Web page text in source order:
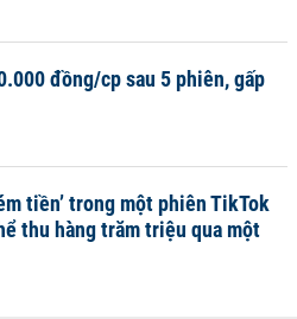
đồng/cp sau 5 phiên, gấp
tiền’ trong một phiên TikTok
thu hàng trăm triệu qua một